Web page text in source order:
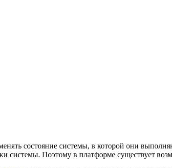
состояние системы, в которой они
системы. Поэтому в платформе существует